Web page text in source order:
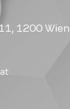
1200 Wien